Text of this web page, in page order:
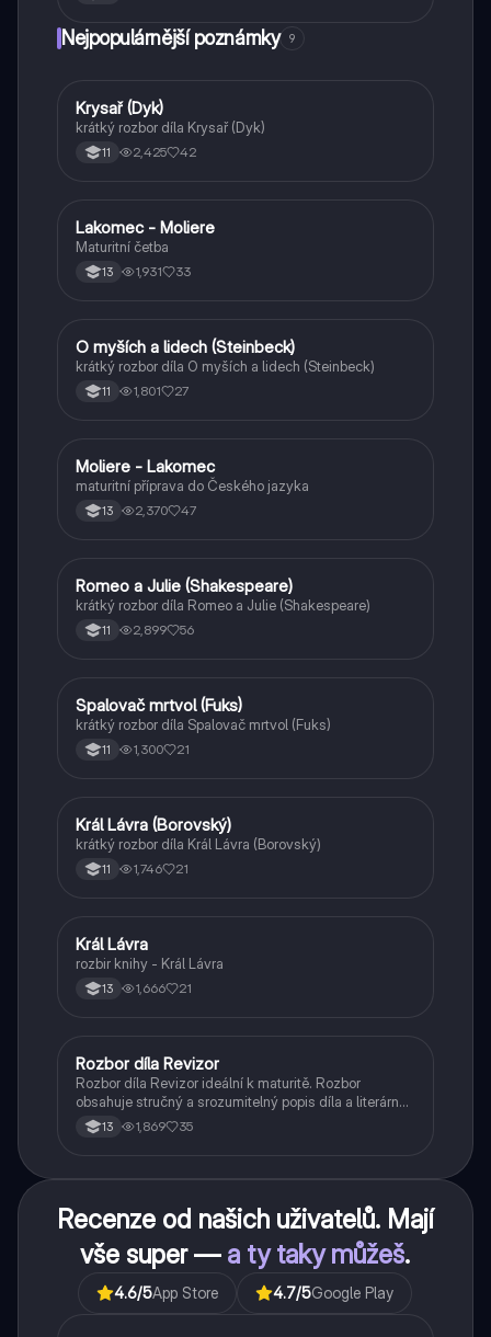
Nejpopulárnější poznámky 9
Český jazyk a literatura
Krysař (Dyk)
krátký rozbor díla Krysař (Dyk)
11 2,425 42
Český jazyk a literatura
Lakomec - Moliere
Maturitní četba
13 1,931 33
Český jazyk a literatura
O myších a lidech (Steinbeck)
krátký rozbor díla O myších a lidech (Steinbeck)
11 1,801 27
Český jazyk a literatura
Moliere - Lakomec
maturitní příprava do Českého jazyka
13 2,370 47
Český jazyk a literatura
Romeo a Julie (Shakespeare)
krátký rozbor díla Romeo a Julie (Shakespeare)
11 2,899 56
Český jazyk a literatura
Spalovač mrtvol (Fuks)
krátký rozbor díla Spalovač mrtvol (Fuks)
11 1,300 21
Český jazyk a literatura
Král Lávra (Borovský)
krátký rozbor díla Král Lávra (Borovský)
11 1,746 21
Český jazyk a literatura
Král Lávra
rozbir knihy - Král Lávra
13 1,666 21
Český jazyk a literatura
Rozbor díla Revizor
Rozbor díla Revizor ideální k maturitě. Rozbor
obsahuje stručný a srozumitelný popis díla a literárně
historický kontext.
13 1,869 35
Recenze od našich uživatelů. Mají
vše super — a ty taky můžeš.
4.6/5App Store 4.7/5Google Play